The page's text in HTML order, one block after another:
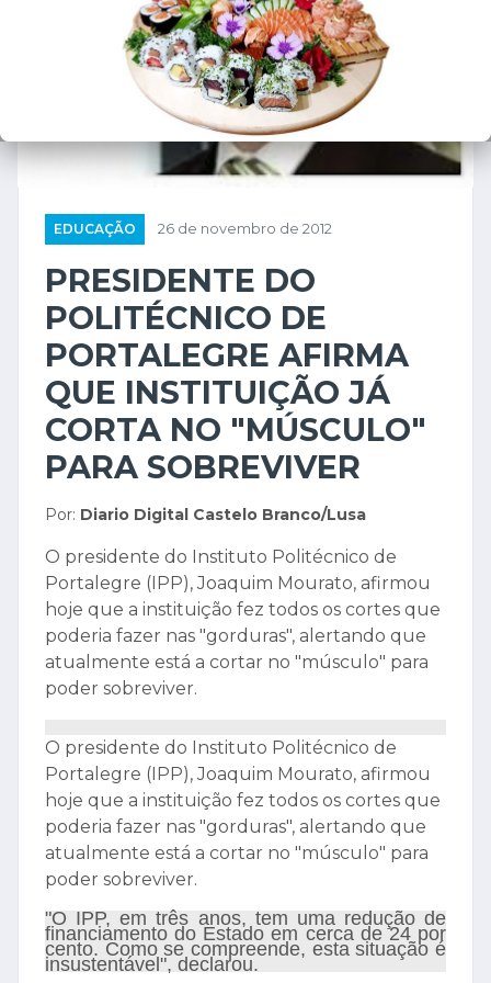
EDUCAÇÃO 26 de novembro de 2012
PRESIDENTE DO
POLITÉCNICO DE
PORTALEGRE AFIRMA
QUE INSTITUIÇÃO JÁ
CORTA NO "MÚSCULO"
PARA SOBREVIVER
Por: Diario Digital Castelo Branco/Lusa
O presidente do Instituto Politécnico de
Portalegre (IPP), Joaquim Mourato, afirmou
hoje que a instituição fez todos os cortes que
poderia fazer nas "gorduras", alertando que
atualmente está a cortar no "músculo" para
poder sobreviver.
O presidente do Instituto Politécnico de
Portalegre (IPP), Joaquim Mourato, afirmou
hoje que a instituição fez todos os cortes que
poderia fazer nas "gorduras", alertando que
atualmente está a cortar no "músculo" para
poder sobreviver.
"O IPP, em três anos, tem uma redução de
financiamento do Estado em cerca de 24 por
cento. Como se compreende, esta situação é
insustentável", declarou.